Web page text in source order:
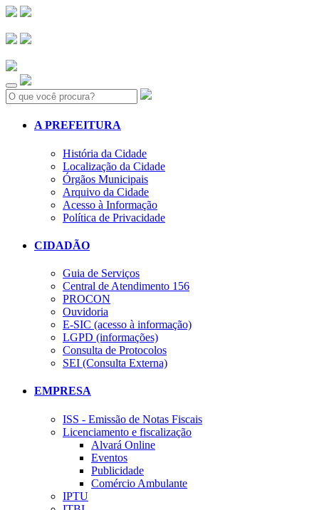
Search:
A PREFEITURA
História da Cidade
Localização da Cidade
Órgãos Municipais
Arquivo da Cidade
Acesso à Informação
Política de Privacidade
CIDADÃO
Guia de Serviços
Central de Atendimento 156
PROCON
Ouvidoria
E-SIC (acesso à informação)
LGPD (informações)
Consulta de Protocolos
SEI (Consulta Externa)
EMPRESA
ISS - Emissão de Notas Fiscais
Licenciamento e fiscalização
Alvará Online
Eventos
Publicidade
Comércio Ambulante
IPTU